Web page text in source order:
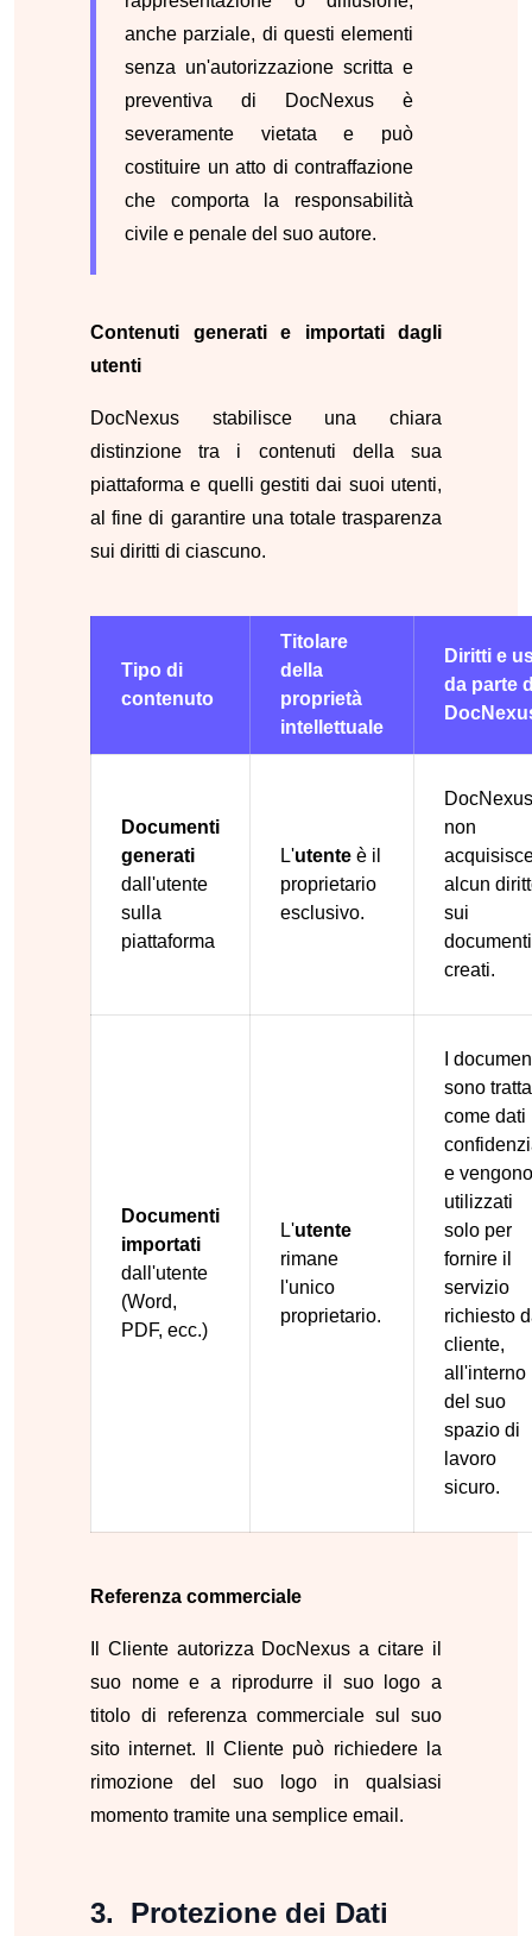
anche parziale, di questi elementi
senza un'autorizzazione scritta e
preventiva di DocNexus è
severamente vietata e può
costituire un atto di contraffazione
che comporta la responsabilità
civile e penale del suo autore.
Contenuti generati e importati dagli
utenti
DocNexus stabilisce una chiara
distinzione tra i contenuti della sua
piattaforma e quelli gestiti dai suoi utenti,
al fine di garantire una totale trasparenza
sui diritti di ciascuno.
Tipo di
contenuto
Titolare
della
proprietà
intellettuale
Diritti e
da parte
Documenti
generati
dall'utente
sulla
piattaforma
L'utente è il
proprietario
esclusivo.
DocNexus
non
alcun
sui
documenti
creati.
Documenti
importati
dall'utente
(Word,
PDF, ecc.)
L'utente
rimane
l'unico
proprietario.
I
sono
come dati
e vengono
utilizzati
solo per
fornire il
servizio
richiesto
cliente,
all'interno
del suo
spazio di
lavoro
sicuro.
Referenza commerciale
Il Cliente autorizza DocNexus a citare il
suo nome e a riprodurre il suo logo a
titolo di referenza commerciale sul suo
sito internet. Il Cliente può richiedere la
rimozione del suo logo in qualsiasi
momento tramite una semplice email.
Protezione dei Dati